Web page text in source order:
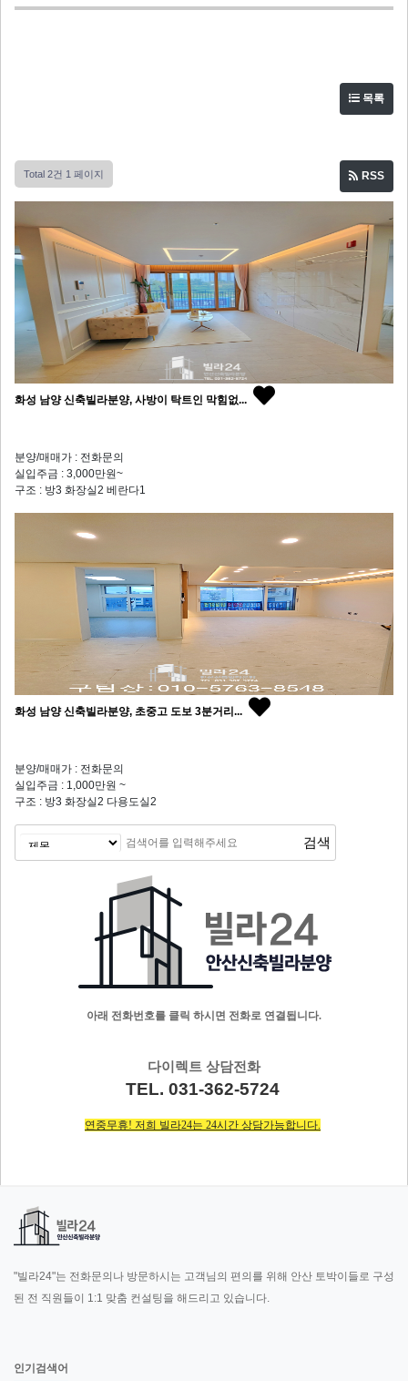
목록
Total 2건 1 페이지 RSS
화성 남양 신축빌라분양, 사방이 탁트인 막힘없...
분양/매매가 : 전화문의
실입주금 : 3,000만원~
구조 : 방3 화장실2 베란다1
화성 남양 신축빌라분양, 초중고 도보 3분거리...
분양/매매가 : 전화문의
실입주금 : 1,000만원 ~
구조 : 방3 화장실2 다용도실2
아래 전화번호를 클릭 하시면 전화로 연결됩니다.
다이렉트 상담전화
TEL. 031-362-5724
연중무휴! 저희 빌라24는 24시간 상담가능합니다.
"빌라24"는 전화문의나 방문하시는 고객님의 편의를 위해 안산 토박이들로 구성
된 전 직원들이 1:1 맞춤 컨설팅을 해드리고 있습니다.
인기검색어